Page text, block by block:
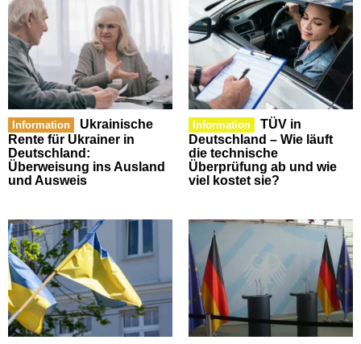
Information
Ukrainische
Rente für Ukrainer in
Deutschland:
Überweisung ins Ausland
und Ausweis
Information
TÜV in
Deutschland – Wie läuft
die technische
Überprüfung ab und wie
viel kostet sie?